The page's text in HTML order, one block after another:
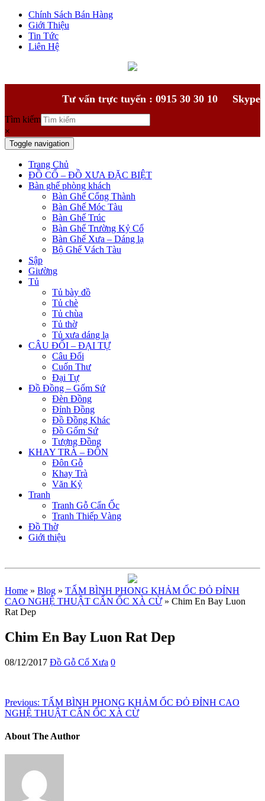
Chính Sách Bán Hàng
Giới Thiệu
Tin Tức
Liên Hệ
Tư vấn trực tuyến : 0915 30 30 10 Skype
Tìm kiếm
×
Toggle navigation
Trang Chủ
ĐỒ CỔ – ĐỒ XƯA ĐẶC BIỆT
Bàn ghế phòng khách
Bàn Ghế Cổng Thành
Bàn Ghế Móc Tàu
Bàn Ghế Trúc
Bàn Ghế Trường Kỷ Cổ
Bàn Ghế Xưa – Dáng lạ
Bộ Ghế Vách Tàu
Sập
Giường
Tủ
Tủ bày đồ
Tủ chè
Tủ chùa
Tủ thờ
Tủ xưa dáng lạ
CÂU ĐỐI – ĐẠI TỰ
Câu Đối
Cuốn Thư
Đại Tự
Đồ Đồng – Gốm Sứ
Đèn Đồng
Đỉnh Đồng
Đồ Đồng Khác
Đồ Gốm Sứ
Tượng Đồng
KHAY TRÀ – ĐÔN
Đôn Gỗ
Khay Trà
Văn Kỷ
Tranh
Tranh Gỗ Cẩn Ốc
Tranh Thiếp Vàng
Đồ Thờ
Giới thiệu
Home » Blog » TẤM BÌNH PHONG KHẢM ỐC ĐỎ ĐỈNH
CAO NGHỆ THUẬT CẨN ỐC XÀ CỪ» Chim En Bay Luon
Rat Dep
Chim En Bay Luon Rat Dep
08/12/2017 Đồ Gỗ Cổ Xưa 0
Previous: TẤM BÌNH PHONG KHẢM ỐC ĐỎ ĐỈNH CAO
NGHỆ THUẬT CẨN ỐC XÀ CỪ
About The Author